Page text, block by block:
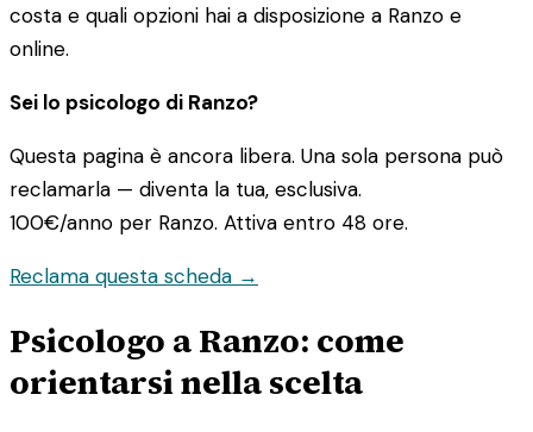
costa e quali opzioni hai a disposizione a Ranzo e
online.
Sei lo psicologo di Ranzo?
Questa pagina è ancora libera. Una sola persona può
reclamarla — diventa la tua, esclusiva.
100€/anno per Ranzo. Attiva entro 48 ore.
Reclama questa scheda →
Psicologo a Ranzo: come
orientarsi nella scelta